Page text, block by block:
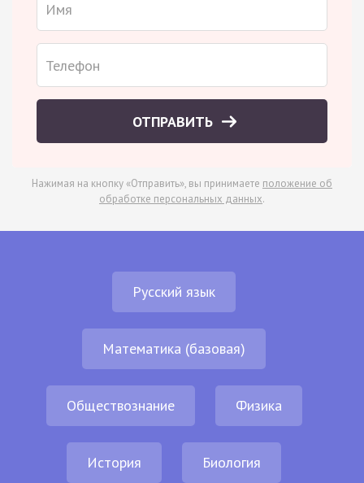
ОТПРАВИТЬ
Нажимая на кнопку «Отправить», вы принимаете положение об
обработке персональных данных.
Русский язык
Математика (базовая)
Обществознание Физика
История Биология